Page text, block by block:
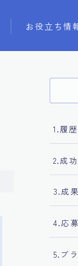
お役立ち情
1.履
2.成
3.成
4.応
5.ブ